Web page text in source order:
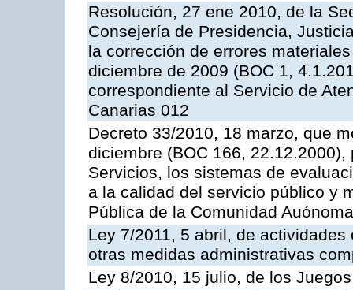
Resolución, 27 ene 2010, de la
Consejería de Presidencia,
la corrección de errores
diciembre de 2009 (BOC 1,
correspondiente al Servicio de
Canarias 012
Decreto 33/2010, 18 marzo, que
diciembre (BOC 166,
Servicios, los sistemas de
a la calidad del servicio público y
Pública de la Comunidad
Ley 7/2011, 5 abril, de
otras medidas administrativas
Ley 8/2010, 15 julio, de los